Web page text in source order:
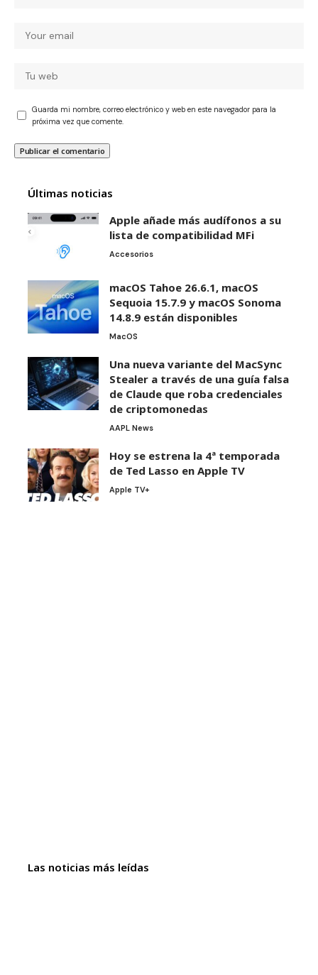
Guarda mi nombre, correo electrónico y web en este navegador para la
próxima vez que comente.
Últimas noticias
Apple añade más audífonos a su
lista de compatibilidad MFi
Accesorios
macOS Tahoe 26.6.1, macOS
Sequoia 15.7.9 y macOS Sonoma
14.8.9 están disponibles
MacOS
Una nueva variante del MacSync
Stealer a través de una guía falsa
de Claude que roba credenciales
de criptomonedas
AAPL News
Hoy se estrena la 4ª temporada
de Ted Lasso en Apple TV
Apple TV+
Las noticias más leídas